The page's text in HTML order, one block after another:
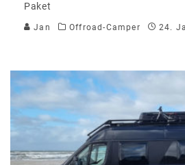
Paket
Jan Offroad-Camper 24.